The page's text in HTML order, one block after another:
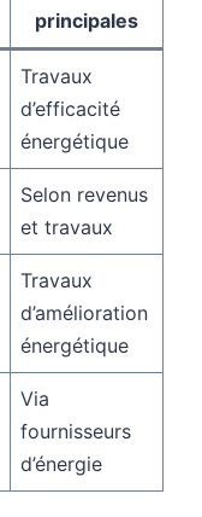
principales
Travaux
d’efficacité
énergétique
Selon revenus
et travaux
Travaux
d’amélioration
énergétique
Via
fournisseurs
d’énergie